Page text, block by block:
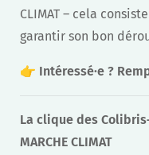
CLIMAT – cela
garantir son bon
👉 Intéressé·e ?
La clique des
MARCHE CLIMAT